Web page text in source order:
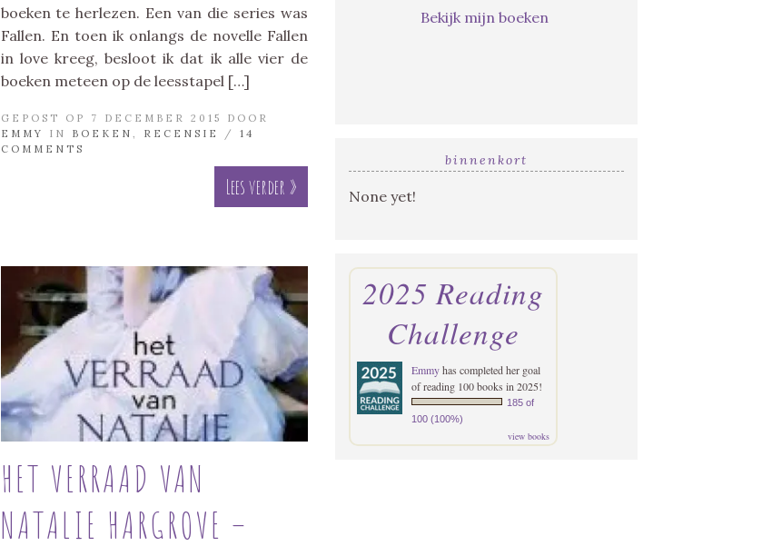
boeken te herlezen. Een van die series was
Fallen. En toen ik onlangs de novelle Fallen
in love kreeg, besloot ik dat ik alle vier de
boeken meteen op de leesstapel […]
GEPOST OP 7 DECEMBER 2015 DOOR
EMMY
IN BOEKEN , RECENSIE / 14
COMMENTS
Lees verder »
HET VERRAAD VAN
NATALIE HARGROVE –
Bekijk mijn boeken
binnenkort
None yet!
2025 Reading
Challenge
Emmyhas completed her goal
of reading 100 books in 2025!
185 of
100 (100%)
view books